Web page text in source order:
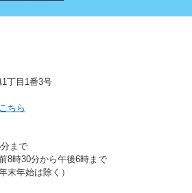
丁目1番3号
ちら
まで
8時30分から午後6時まで
末年始は除く）